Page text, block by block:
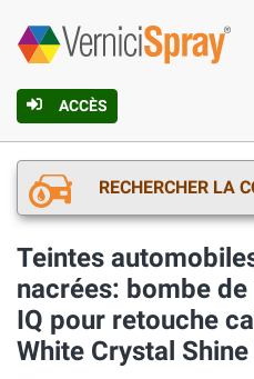
ACCÈS
RECHERCHER LA
Teintes
nacrées: bombe de
IQ pour retouche
White Crystal